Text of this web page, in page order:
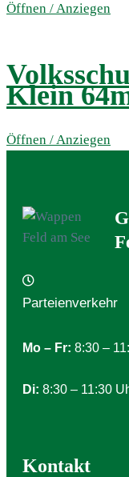
Öffnen / Anziegen
Klein
Öffnen / Anziegen
Parteienverkehr
Mo – Fr: 8:30 –
Di: 8:30 – 11:30
Kontakt